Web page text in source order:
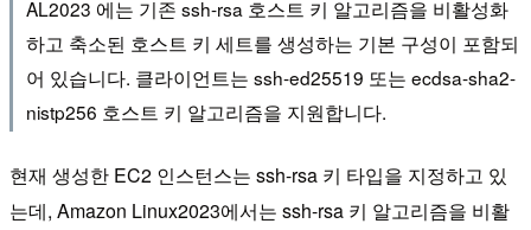
AL2023 에는 기존 ssh-rsa 호스트 키 알고리즘을 비활성화
하고 축소된 호스트 키 세트를 생성하는 기본 구성이 포함되
어 있습니다. 클라이언트는 ssh-ed25519 또는 ecdsa-sha2-
nistp256 호스트 키 알고리즘을 지원합니다.
현재 생성한 EC2 인스턴스는 ssh-rsa 키 타입을 지정하고 있
는데, Amazon Linux2023에서는 ssh-rsa 키 알고리즘을 비활